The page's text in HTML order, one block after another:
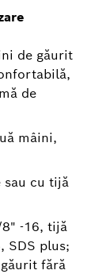
de găurit
de
mâini,
sau cu tijă
-16, tijă
SDS plus;
fără